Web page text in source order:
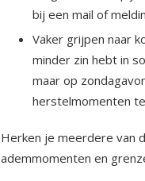
bij een mail of
Vaker grijpen naar
minder zin hebt in
maar op
herstelmomenten
Herken je meerdere van
ademmomenten en